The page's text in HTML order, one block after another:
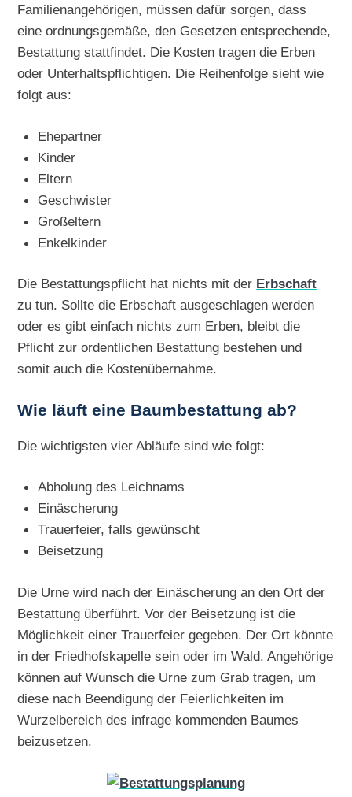
Familienangehörigen, müssen dafür sorgen, dass
eine ordnungsgemäße, den Gesetzen entsprechende,
Bestattung stattfindet. Die Kosten tragen die Erben
oder Unterhaltspflichtigen. Die Reihenfolge sieht wie
folgt aus:
Ehepartner
Kinder
Eltern
Geschwister
Großeltern
Enkelkinder
Die Bestattungspflicht hat nichts mit der Erbschaft
zu tun. Sollte die Erbschaft ausgeschlagen werden
oder es gibt einfach nichts zum Erben, bleibt die
Pflicht zur ordentlichen Bestattung bestehen und
somit auch die Kostenübernahme.
Wie läuft eine Baumbestattung ab?
Die wichtigsten vier Abläufe sind wie folgt:
Abholung des Leichnams
Einäscherung
Trauerfeier, falls gewünscht
Beisetzung
Die Urne wird nach der Einäscherung an den Ort der
Bestattung überführt. Vor der Beisetzung ist die
Möglichkeit einer Trauerfeier gegeben. Der Ort könnte
in der Friedhofskapelle sein oder im Wald. Angehörige
können auf Wunsch die Urne zum Grab tragen, um
diese nach Beendigung der Feierlichkeiten im
Wurzelbereich des infrage kommenden Baumes
beizusetzen.